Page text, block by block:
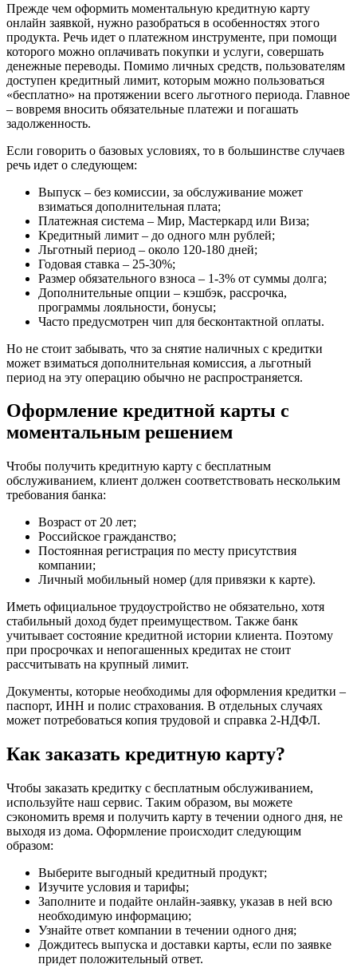
Прежде чем оформить моментальную кредитную карту
онлайн заявкой, нужно разобраться в особенностях этого
продукта. Речь идет о платежном инструменте, при помощи
которого можно оплачивать покупки и услуги, совершать
денежные переводы. Помимо личных средств, пользователям
доступен кредитный лимит, которым можно пользоваться
«бесплатно» на протяжении всего льготного периода. Главное
– вовремя вносить обязательные платежи и погашать
задолженность.
Если говорить о базовых условиях, то в большинстве случаев
речь идет о следующем:
Выпуск – без комиссии, за обслуживание может
взиматься дополнительная плата;
Платежная система – Мир, Мастеркард или Виза;
Кредитный лимит – до одного млн рублей;
Льготный период – около 120-180 дней;
Годовая ставка – 25-30%;
Размер обязательного взноса – 1-3% от суммы долга;
Дополнительные опции – кэшбэк, рассрочка,
программы лояльности, бонусы;
Часто предусмотрен чип для бесконтактной оплаты.
Но не стоит забывать, что за снятие наличных с кредитки
может взиматься дополнительная комиссия, а льготный
период на эту операцию обычно не распространяется.
Оформление кредитной карты с
моментальным решением
Чтобы получить кредитную карту с бесплатным
обслуживанием, клиент должен соответствовать нескольким
требования банка:
Возраст от 20 лет;
Российское гражданство;
Постоянная регистрация по месту присутствия
компании;
Личный мобильный номер (для привязки к карте).
Иметь официальное трудоустройство не обязательно, хотя
стабильный доход будет преимуществом. Также банк
учитывает состояние кредитной истории клиента. Поэтому
при просрочках и непогашенных кредитах не стоит
рассчитывать на крупный лимит.
Документы, которые необходимы для оформления кредитки –
паспорт, ИНН и полис страхования. В отдельных случаях
может потребоваться копия трудовой и справка 2-НДФЛ.
Как заказать кредитную карту?
Чтобы заказать кредитку с бесплатным обслуживанием,
используйте наш сервис. Таким образом, вы можете
сэкономить время и получить карту в течении одного дня, не
выходя из дома. Оформление происходит следующим
образом:
Выберите выгодный кредитный продукт;
Изучите условия и тарифы;
Заполните и подайте онлайн-заявку, указав в ней всю
необходимую информацию;
Узнайте ответ компании в течении одного дня;
Дождитесь выпуска и доставки карты, если по заявке
придет положительный ответ.